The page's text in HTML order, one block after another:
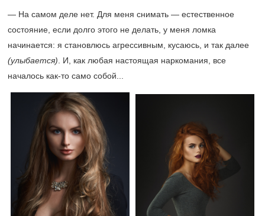
— На самом деле нет. Для меня снимать — естественное
состояние, если долго этого не делать, у меня ломка
начинается: я становлюсь агрессивным, кусаюсь, и так далее
(улыбается) . И, как любая настоящая наркомания, все
началось как-то само собой...